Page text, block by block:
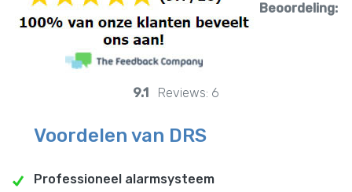
Beoordeling:
9.1 Reviews: 6
Voordelen van DRS
Professioneel alarmsysteem